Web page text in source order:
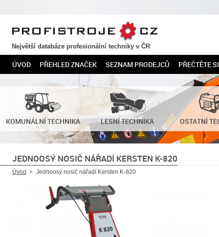
PROFISTROJE.CZ
Největší databáze profesionální techniky v ČR
ÚVOD PŘEHLED ZNAČEK SEZNAM PRODEJCŮ PŘEČTĚTE SI
KOMUNÁLNÍ TECHNIKA LESNÍ TECHNIKA OSTATNÍ
JEDNOOSÝ NOSIČ NÁŘADÍ KERSTEN K-820
Úvod Jednoosý nosič nářadí Kersten K-820